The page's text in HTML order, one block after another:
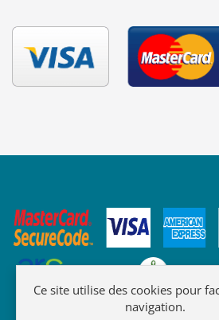
Site de
Plan du site-Qui sommes nous-
Confidentialité
Ce site utilise des cookies pour
navigation.